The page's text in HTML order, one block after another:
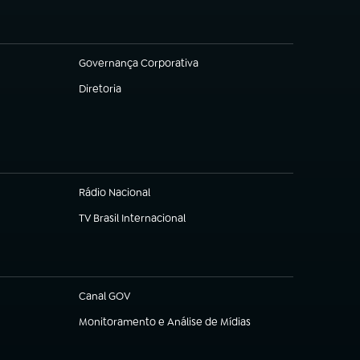
Governança Corporativa
(abre em nova aba)
Diretoria
(abre em nova aba)
Rádio Nacional
TV Brasil Internacional
(abre em nova aba)
Canal GOV
(abre em nova aba)
Monitoramento e Análise de Mídias
(abre em nova aba)